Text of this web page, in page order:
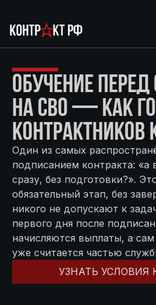
ОБУЧЕНИЕ
НА СВО — КАК
Один из самых
подписанием контракта: «а
сразу, без подготовки?».
обязательный этап, без
никого не допускают к
первого дня после
начисляются выплаты, а
уже считается частью
УЗНАТЬ УСЛОВИЯ